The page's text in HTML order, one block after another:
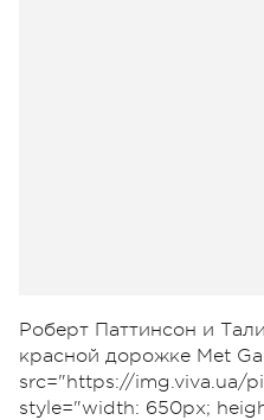
Роберт Паттинсон и
красной дорожке Met
src="https://img.viva.ua/
style="width: 650px;